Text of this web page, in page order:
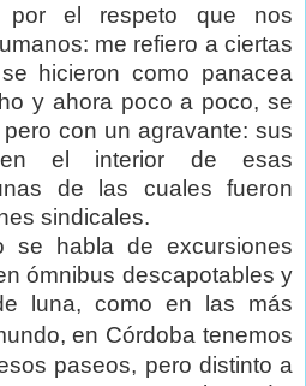
por el respeto que nos
me refiero a ciertas
hicieron como panacea
y ahora poco a poco, se
con un agravante: sus
en el interior de esas
de las cuales fueron
sindicales.
se habla de excursiones
ómnibus descapotables y
luna, como en las más
en Córdoba tenemos
paseos, pero distinto a